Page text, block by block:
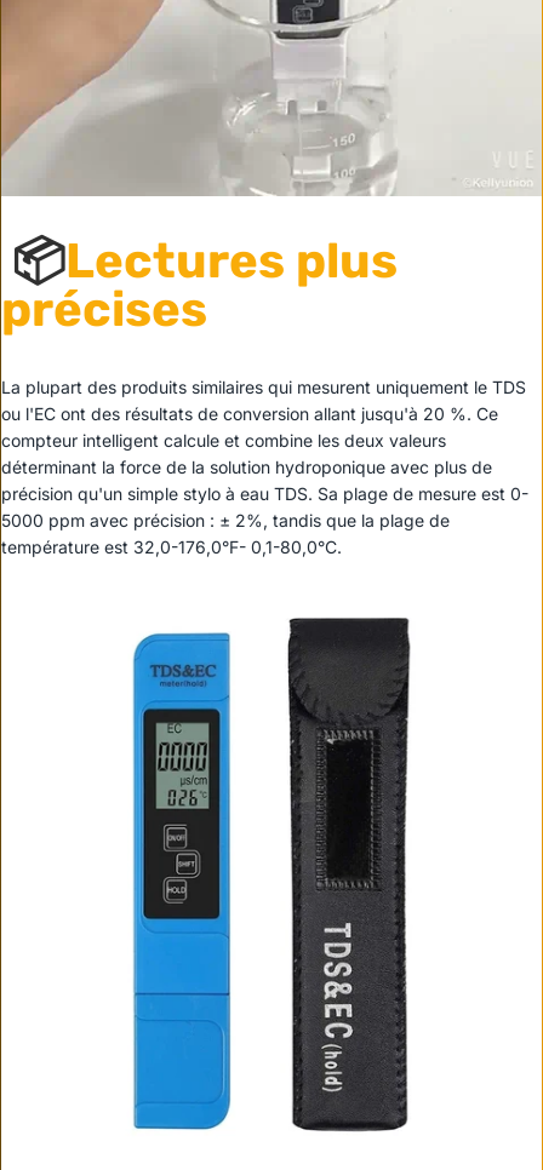
📦Lectures plus
précises
La plupart des produits similaires qui mesurent uniquement le TDS
ou l'EC ont des résultats de conversion allant jusqu'à 20 %. Ce
compteur intelligent calcule et combine les deux valeurs
déterminant la force de la solution hydroponique avec plus de
précision qu'un simple stylo à eau TDS. Sa plage de mesure est 0-
5000 ppm avec précision : ± 2%, tandis que la plage de
température est 32,0-176,0°F- 0,1-80,0°C.